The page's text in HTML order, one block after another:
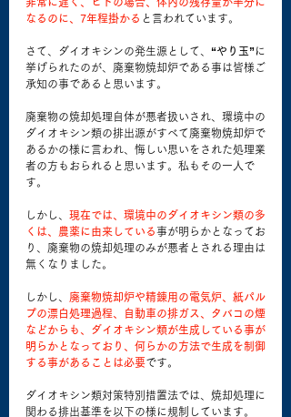
なるのに、7年程掛かる と言われています。
さて、ダイオキシンの発生源として、 “やり玉”に
挙げられたのが、廃棄物焼却炉である事は皆様ご
承知の事であると思います。
廃棄物の焼却処理自体が悪者扱いされ、環境中の
ダイオキシン類の排出源がすべて廃棄物焼却炉で
あるかの様に言われ、悔しい思いをされた処理業
者の方もおられると思います。私もその一人で
す。
しかし、 現在では、環境中のダイオキシン類の多
くは、農薬に由来している事が明らかとなってお
り、廃棄物の焼却処理のみが悪者とされる理由は
無くなりました。
しかし、 廃棄物焼却炉や精錬用の電気炉、紙パル
プの漂白処理過程、自動車の排ガス、タバコの煙
などからも、ダイオキシン類が生成している事が
明らかとなっており、何らかの方法で生成を制御
する事があることは必要です。
ダイオキシン類対策特別措置法では、焼却処理に
関わる排出基準を以下の様に規制しています。